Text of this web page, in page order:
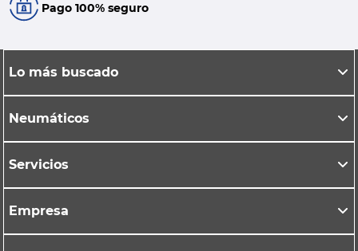
Pago 100% seguro
Lo más buscado
Neumáticos
Servicios
Empresa